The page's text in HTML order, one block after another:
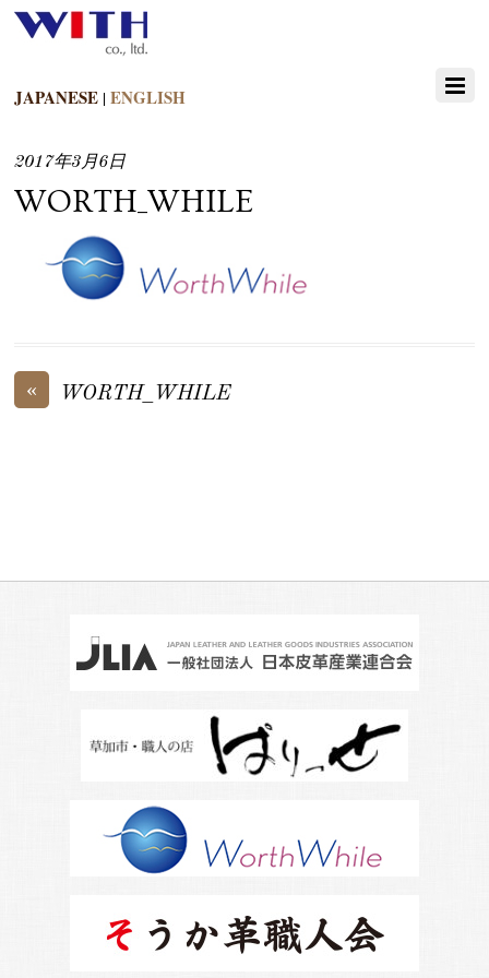
JAPANESE |ENGLISH
2017年3月6日
WORTH_WHILE
« WORTH_WHILE